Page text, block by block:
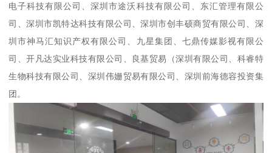
电子科技有限公司、深圳市途沃科技有限公司、东汇管理有限公
司、深圳市凯特达科技有限公司、深圳市创丰硕商贸有限公司、深
圳市神马汇知识产权有限公司、九星集团、七鼎传媒影视有限公
司、开凡达实业科技有限公司、良基贸易（深圳有限公司、科睿特
生物科技有限公司、深圳伟姗贸易有限公司、深圳前海德容投资集
团。